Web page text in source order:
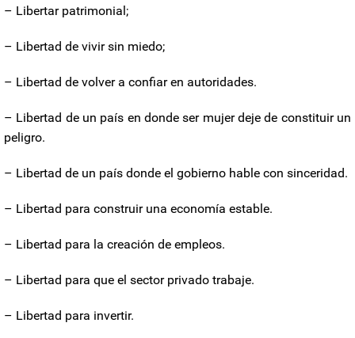
– Libertar patrimonial;
– Libertad de vivir sin miedo;
– Libertad de volver a confiar en autoridades.
– Libertad de un país en donde ser mujer deje de constituir un
peligro.
– Libertad de un país donde el gobierno hable con sinceridad.
– Libertad para construir una economía estable.
– Libertad para la creación de empleos.
– Libertad para que el sector privado trabaje.
– Libertad para invertir.